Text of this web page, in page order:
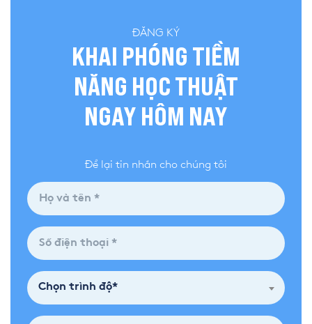
ĐĂNG KÝ
KHAI PHÓNG TIỀM
NĂNG HỌC THUẬT
NGAY HÔM NAY
Để lại tin nhắn cho chúng tôi
Chọn trình độ*